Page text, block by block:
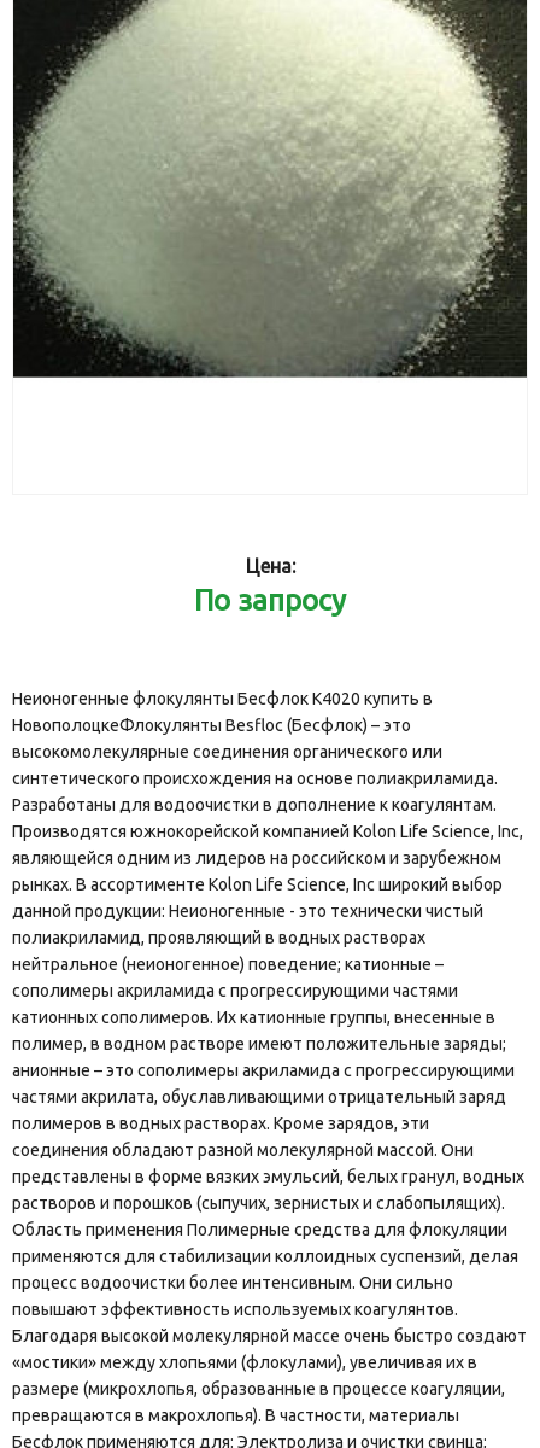
Цена:
По запросу
Неионогенные флокулянты Бесфлок К4020 купить в
НовополоцкеФлокулянты Besfloc (Бесфлок) – это
высокомолекулярные соединения органического или
синтетического происхождения на основе полиакриламида.
Разработаны для водоочистки в дополнение к коагулянтам.
Производятся южнокорейской компанией Kolon Life Science, Inc,
являющейся одним из лидеров на российском и зарубежном
рынках. В ассортименте Kolon Life Science, Inc широкий выбор
данной продукции: Неионогенные - это технически чистый
полиакриламид, проявляющий в водных растворах
нейтральное (неионогенное) поведение; катионные –
сополимеры акриламида с прогрессирующими частями
катионных сополимеров. Их катионные группы, внесенные в
полимер, в водном растворе имеют положительные заряды;
анионные – это сополимеры акриламида с прогрессирующими
частями акрилата, обуславливающими отрицательный заряд
полимеров в водных растворах. Кроме зарядов, эти
соединения обладают разной молекулярной массой. Они
представлены в форме вязких эмульсий, белых гранул, водных
растворов и порошков (сыпучих, зернистых и слабопылящих).
Область применения Полимерные средства для флокуляции
применяются для стабилизации коллоидных суспензий, делая
процесс водоочистки более интенсивным. Они сильно
повышают эффективность используемых коагулянтов.
Благодаря высокой молекулярной массе очень быстро создают
«мостики» между хлопьями (флокулами), увеличивая их в
размере (микрохлопья, образованные в процессе коагуляции,
превращаются в макрохлопья). В частности, материалы
Бесфлок применяются для: Электролиза и очистки свинца;